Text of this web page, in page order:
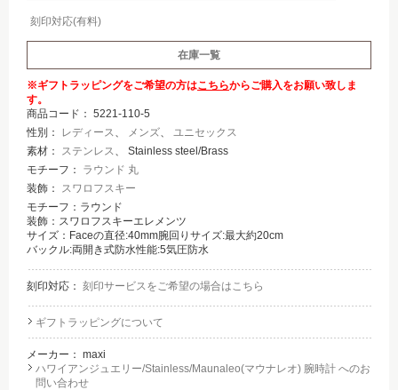
刻印対応(有料)
在庫一覧
※ギフトラッピングをご希望の方はこちらからご購入をお願い致しま
す。
商品コード： 5221-110-5
性別：
レディース、 メンズ、 ユニセックス
素材： ステンレス、 Stainless steel/Brass
モチーフ： ラウンド 丸
装飾： スワロフスキー
モチーフ：ラウンド
装飾：スワロフスキーエレメンツ
サイズ：Faceの直径:40mm腕回りサイズ:最大約20cm
バックル:両開き式防水性能:5気圧防水
刻印対応： 刻印サービスをご希望の場合はこちら
ギフトラッピングについて
メーカー： maxi
ハワイアンジュエリー/Stainless/Maunaleo(マウナレオ) 腕時計 へのお
問い合わせ